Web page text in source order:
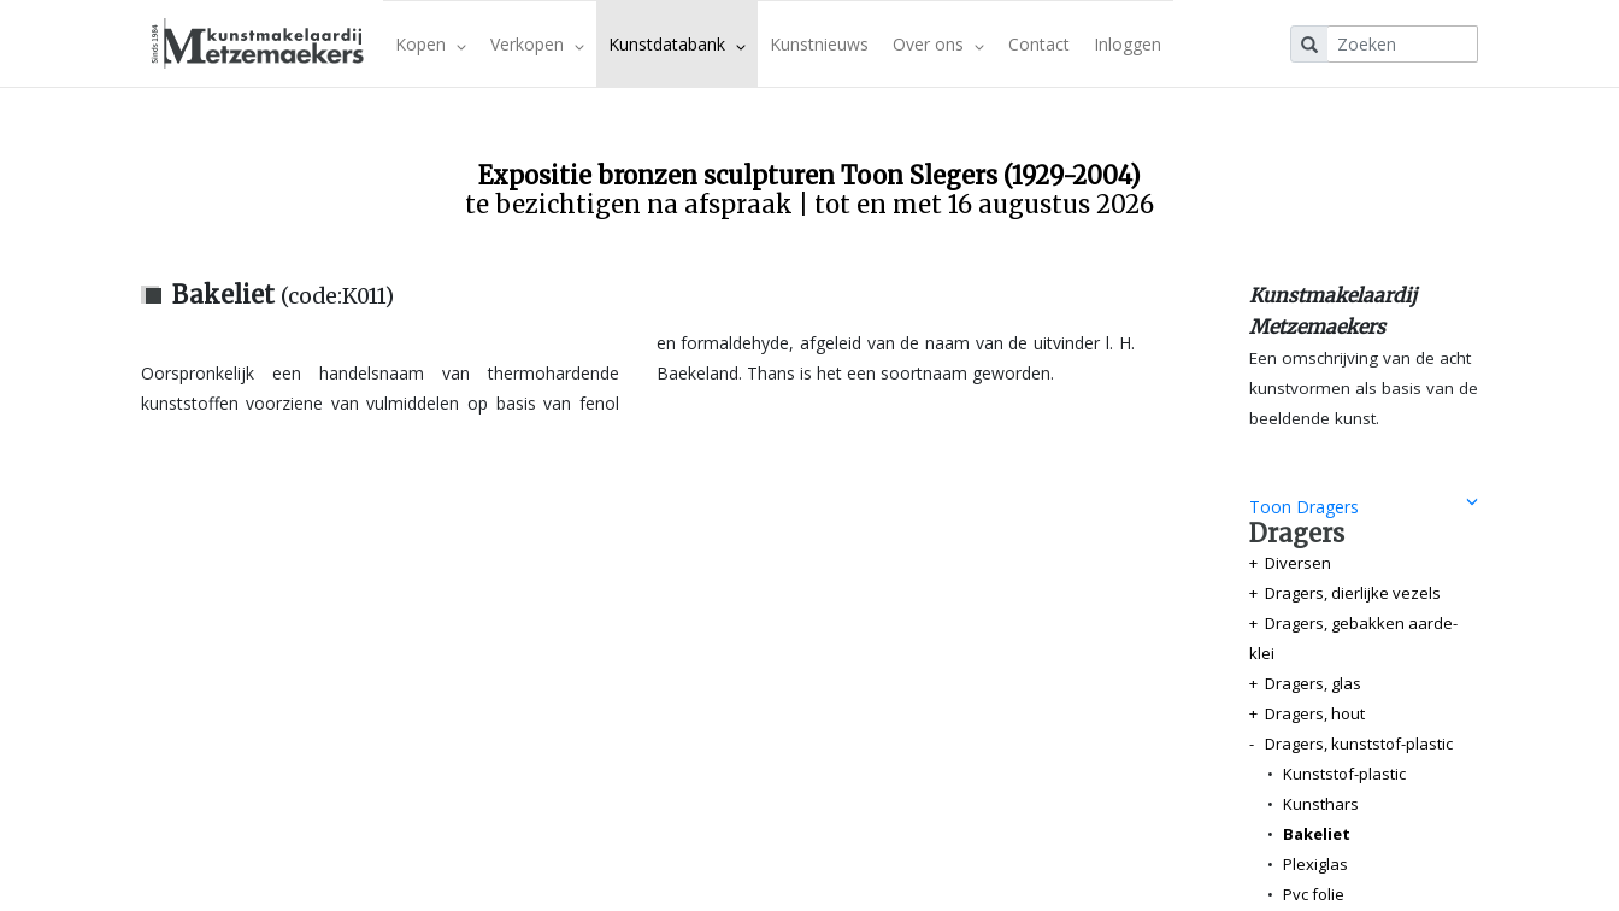
Kopen Verkopen Kunstdatabank Kunstnieuws Over ons Contact Inloggen
Expositie bronzen sculpturen Toon Slegers (1929-2004)
te bezichtigen na afspraak | tot en met 16 augustus 2026
Kunstmakelaardij
Metzemaekers
Een omschrijving van de acht
kunstvormen als basis van de
beeldende kunst.
Toon Dragers
Dragers
+ Diversen
+ Dragers, dierlijke vezels
+ Dragers, gebakken aarde-
klei
+ Dragers, glas
+ Dragers, hout
- Dragers, kunststof-plastic
• Kunststof-plastic
• Kunsthars
• Bakeliet
• Plexiglas
• Pvc folie
Bakeliet (code:K011)
Oorspronkelijk een handelsnaam van thermohardende
kunststoffen voorziene van vulmiddelen op basis van fenol
en formaldehyde, afgeleid van de naam van de uitvinder l. H.
Baekeland. Thans is het een soortnaam geworden.